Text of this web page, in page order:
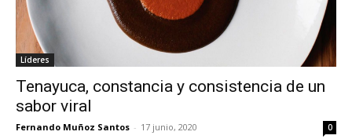
Líderes
Tenayuca, constancia y consistencia de un
sabor viral
Fernando Muñoz Santos - 17 junio, 2020 0